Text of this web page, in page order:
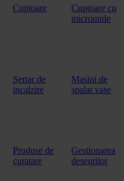
Cuptoare
Cuptoare cu
microunde
Sertar de
incalzire
Masini de
spalat vase
Produse de
curatare
Gestionarea
deseurilor